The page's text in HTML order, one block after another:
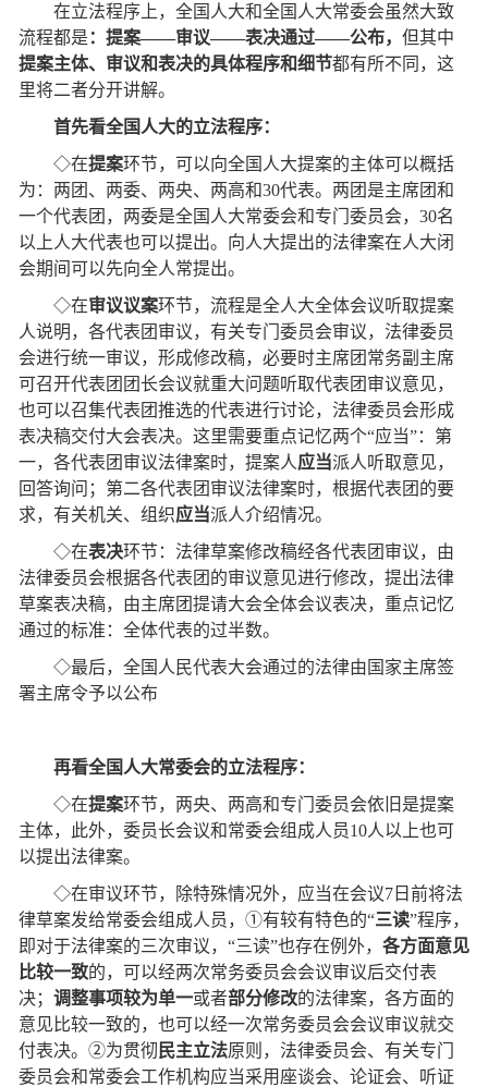
在立法程序上，全国人大和全国人大常委会虽然大致
流程都是 ：提案——审议——表决通过——公布， 但其中
提案主体、审议和表决的具体程序和细节都有所不同，这
里将二者分开讲解。
首先看全国人大的立法程序：
◇在提案环节，可以向全国人大提案的主体可以概括
为：两团、两委、两央、两高和30代表。两团是主席团和
一个代表团，两委是全国人大常委会和专门委员会， 30名
以上人大代表也可以提出。向人大提出的法律案在人大闭
会期间可以先向全人常提出。
◇在审议议案环节，流程是全人大全体会议听取提案
人说明，各代表团审议，有关专门委员会审议，法律委员
会进行统一审议，形成修改稿，必要时主席团常务副主席
可召开代表团团长会议就重大问题听取代表团审议意见，
也可以召集代表团推选的代表进行讨论，法律委员会形成
表决稿交付大会表决。这里需要重点记忆两个“应当”：第
一，各代表团审议法律案时，提案人应当派人听取意见，
回答询问；第二各代表团审议法律案时，根据代表团的要
求，有关机关、组织应当派人介绍情况。
◇在表决环节：法律草案修改稿经各代表团审议，由
法律委员会根据各代表团的审议意见进行修改，提出法律
草案表决稿，由主席团提请大会全体会议表决，重点记忆
通过的标准：全体代表的过半数。
◇最后，全国人民代表大会通过的法律由国家主席签
署主席令予以公布
再看全国人大常委会的立法程序：
◇在提案环节，两央、两高和专门委员会依旧是提案
主体，此外，委员长会议和常委会组成人员10人以上也可
以提出法律案。
◇在审议环节，除特殊情况外，应当在会议7日前将法
律草案发给常委会组成人员，①有较有特色的“三读”程序，
即对于法律案的三次审议，“三读”也存在例外， 各方面意见
比较一致的，可以经两次常务委员会会议审议后交付表
决； 调整事项较为单一或者部分修改的法律案，各方面的
意见比较一致的，也可以经一次常务委员会会议审议就交
付表决。②为贯彻 民主立法原则，法律委员会、有关专门
委员会和常委会工作机构应当采用座谈会、论证会、听证